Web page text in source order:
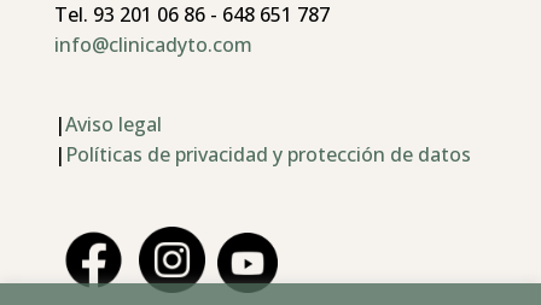
Tel. 93 201 06 86 - 648 651 787
info@clinicadyto.com
|Aviso legal
| Políticas de privacidad y protección de datos